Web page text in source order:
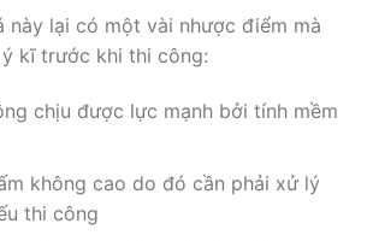
này lại có một vài nhược điểm mà
kĩ trước khi thi công:
chịu được lực mạnh bởi tính mềm
không cao do đó cần phải xử lý
thi công